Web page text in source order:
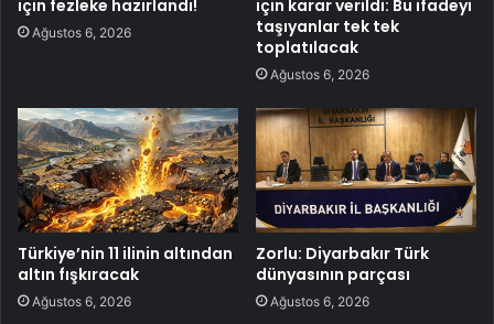
için fezleke hazırlandı!
Ağustos 6, 2026
için karar verildi: Bu ifadeyi
taşıyanlar tek tek
toplatılacak
Ağustos 6, 2026
Türkiye’nin 11 ilinin altından
altın fışkıracak
Ağustos 6, 2026
Zorlu: Diyarbakır Türk
dünyasının parçası
Ağustos 6, 2026